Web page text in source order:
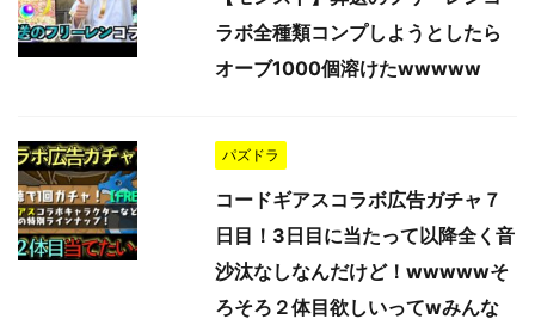
ラボ全種類コンプしようとしたら
オーブ1000個溶けたwwwww
パズドラ
コードギアスコラボ広告ガチャ７
日目！3日目に当たって以降全く音
沙汰なしなんだけど！wwwwwそ
ろそろ２体目欲しいってwみんな